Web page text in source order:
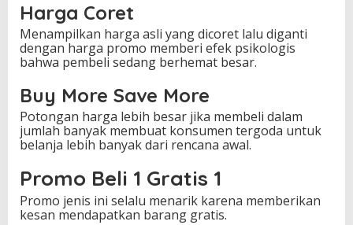
Harga Coret
Menampilkan harga asli yang dicoret lalu diganti
dengan harga promo memberi efek psikologis
bahwa pembeli sedang berhemat besar.
Buy More Save More
Potongan harga lebih besar jika membeli dalam
jumlah banyak membuat konsumen tergoda untuk
belanja lebih banyak dari rencana awal.
Promo Beli 1 Gratis 1
Promo jenis ini selalu menarik karena memberikan
kesan mendapatkan barang gratis.